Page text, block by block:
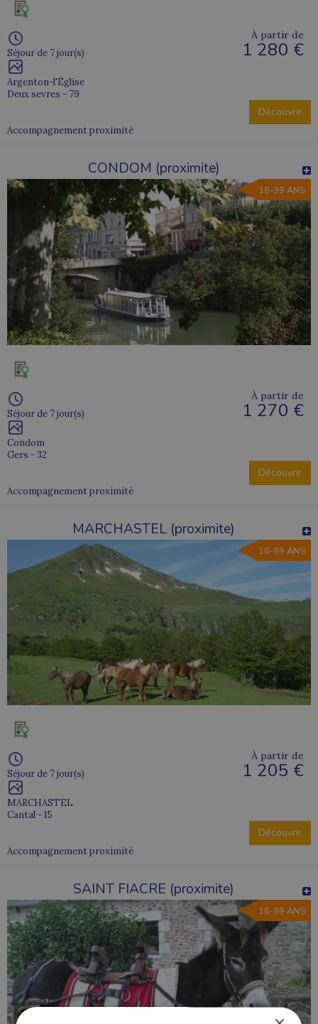
Séjour de 7 jour(s)
Argenton-l'Église
Deux sevres - 79
À partir de
1 280 €
Découvrir
Accompagnement proximité
CONDOM (proximite)
18-99 ANS
Séjour de 7 jour(s)
Condom
Gers - 32
À partir de
1 270 €
Découvrir
Accompagnement proximité
MARCHASTEL (proximite)
18-99 ANS
Séjour de 7 jour(s)
MARCHASTEL
Cantal - 15
À partir de
1 205 €
Découvrir
Accompagnement proximité
SAINT FIACRE (proximite)
18-99 ANS